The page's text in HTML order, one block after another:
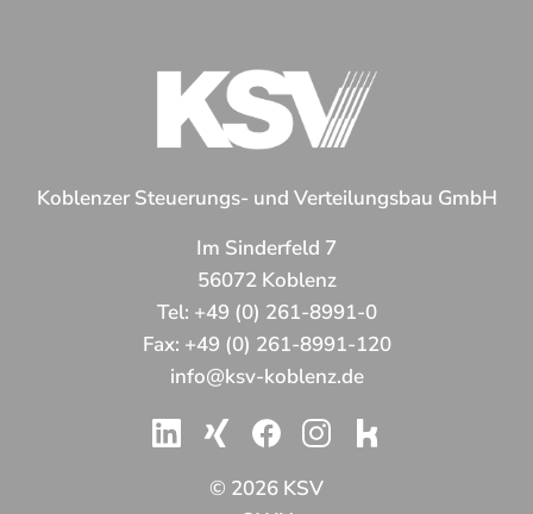
Koblenzer Steuerungs- und Verteilungsbau GmbH
Im Sinderfeld 7
56072 Koblenz
Tel: +49 (0) 261-8991-0
Fax: +49 (0) 261-8991-120
info@ksv-koblenz.de
© 2026 KSV